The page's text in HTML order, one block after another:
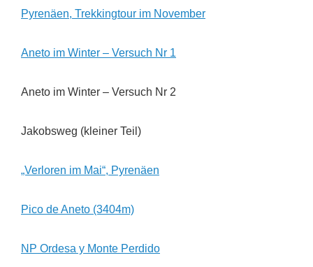
Pyrenäen, Trekkingtour im November
Aneto im Winter – Versuch Nr 1
Aneto im Winter – Versuch Nr 2
Jakobsweg (kleiner Teil)
„Verloren im Mai“, Pyrenäen
Pico de Aneto (3404m)
NP Ordesa y Monte Perdido